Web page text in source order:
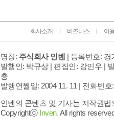
회사소개 비즈니스 이
명칭: 주식회사 인벤 | 등록번호: 경
발행인: 박규상 | 편집인: 강민우 |
층
발행연월일: 2004 11. 11 | 전화번호
인벤의 콘텐츠 및 기사는 저작권
Copyrightⓒ Inven.All rights